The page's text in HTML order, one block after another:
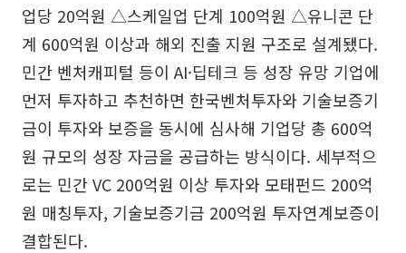
업당 20억원 △스케일업 단계 100억원 △유니콘 단
계 600억원 이상과 해외 진출 지원 구조로 설계됐다.
민간 벤처캐피털 등이 AI·딥테크 등 성장 유망 기업에
먼저 투자하고 추천하면 한국벤처투자와 기술보증기
금이 투자와 보증을 동시에 심사해 기업당 총 600억
원 규모의 성장 자금을 공급하는 방식이다. 세부적으
로는 민간 VC 200억원 이상 투자와 모태펀드 200억
원 매칭투자, 기술보증기금 200억원 투자연계보증이
결합된다.